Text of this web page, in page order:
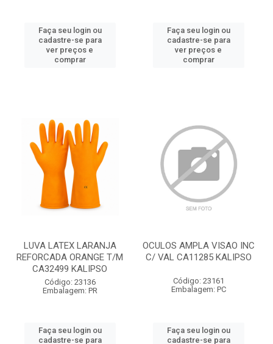
Faça seu login ou
cadastre-se para
ver preços e
comprar
Faça seu login ou
cadastre-se para
ver preços e
comprar
LUVA LATEX LARANJA
REFORCADA ORANGE T/M
CA32499 KALIPSO
Código: 23136
Embalagem: PR
Faça seu login ou
cadastre-se para
OCULOS AMPLA VISAO INC
C/ VAL CA11285 KALIPSO
Código: 23161
Embalagem: PC
Faça seu login ou
cadastre-se para